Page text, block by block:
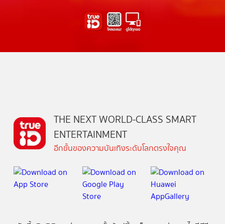
THE NEXT WORLD-CLASS SMART
ENTERTAINMENT
อีกขั้นของความบันเทิงระดับโลกตรงใจคุณ